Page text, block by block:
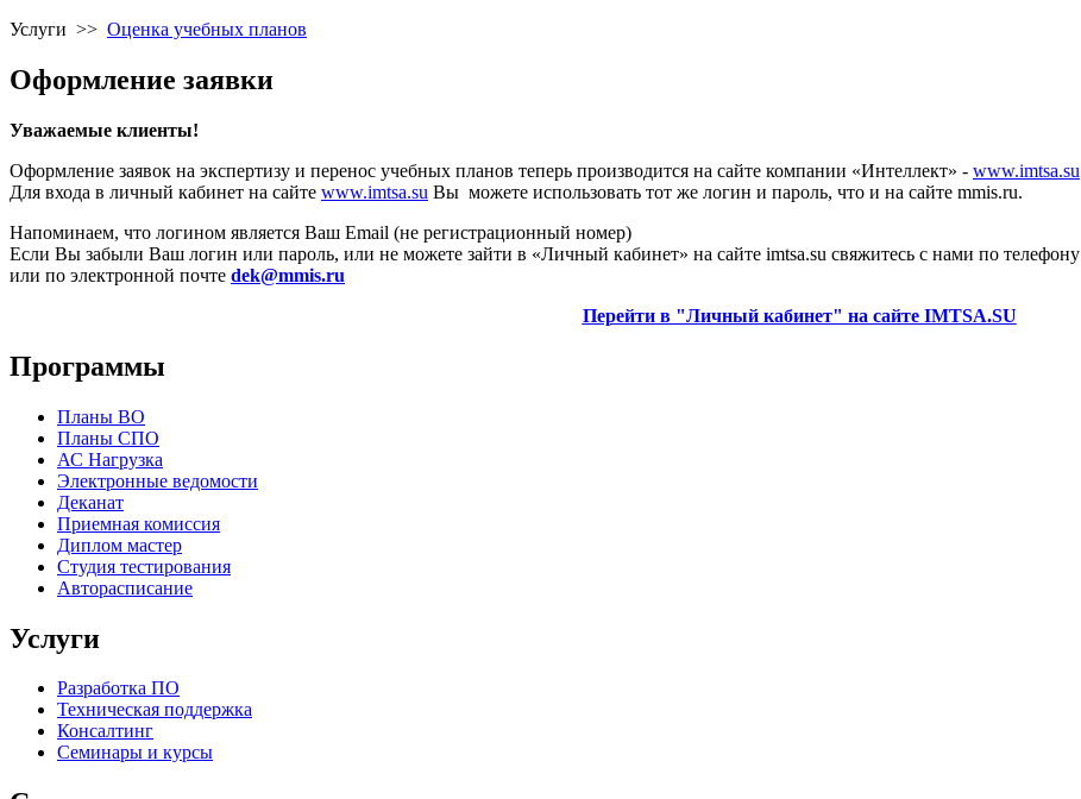
Услуги >> Оценка учебных планов
Оформление заявки
Уважаемые клиенты!
Оформление заявок на экспертизу и перенос учебных планов теперь производится на сайте компании «Интеллект» - www.imtsa.su
Для входа в личный кабинет на сайте www.imtsa.su Вы можете использовать тот же логин и пароль, что и на сайте mmis.ru.
Напоминаем, что логином является Ваш Email (не регистрационный номер)
Если Вы забыли Ваш логин или пароль, или не можете зайти в «Личный кабинет» на сайте imtsa.su свяжитесь с нами по телефону
или по электронной почте dek@mmis.ru
Перейти в "Личный кабинет" на сайте IMTSA.SU
Программы
Планы ВО
Планы СПО
АС Нагрузка
Электронные ведомости
Деканат
Приемная комиссия
Диплом мастер
Студия тестирования
Авторасписание
Услуги
Разработка ПО
Техническая поддержка
Консалтинг
Семинары и курсы